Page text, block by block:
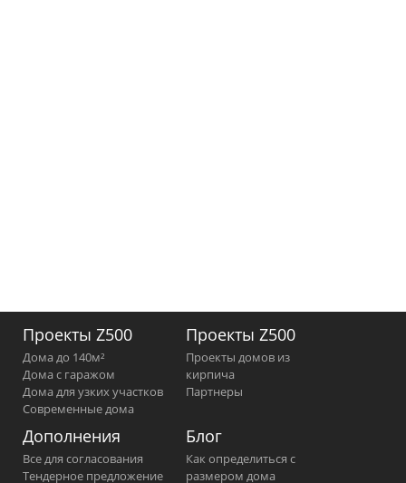
Проекты Z500
Дома до 140м²
Дома с гаражом
Дома для узких участков
Современные дома
Проекты Z500
Проекты домов из
кирпича
Партнеры
Дополнения
Все для согласования
Тендерное предложение
Блог
Как определиться с
размером дома